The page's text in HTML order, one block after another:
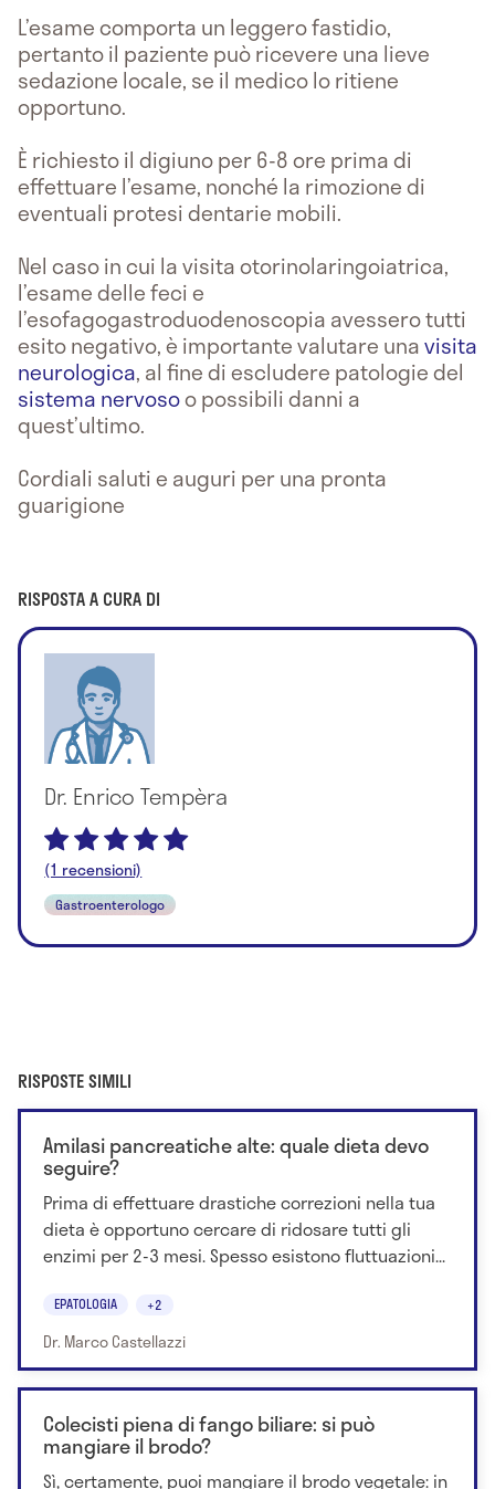
L’esame comporta un leggero fastidio,
pertanto il paziente può ricevere una lieve
sedazione locale, se il medico lo ritiene
opportuno.
È richiesto il digiuno per 6-8 ore prima di
effettuare l’esame, nonché la rimozione di
eventuali protesi dentarie mobili.
Nel caso in cui la visita otorinolaringoiatrica,
l’esame delle feci e
l’esofagogastroduodenoscopia avessero tutti
esito negativo, è importante valutare unavisita
neurologica, al fine di escludere patologie del
sistema nervosoo possibili danni a
quest’ultimo.
Cordiali saluti e auguri per una pronta
guarigione
RISPOSTA A CURA DI
Dr. Enrico Tempèra
(1 recensioni)
Gastroenterologo
RISPOSTE SIMILI
Amilasi pancreatiche alte: quale dieta devo
seguire?
Prima di effettuare drastiche correzioni nella tua
dieta è opportuno cercare di ridosare tutti gli
enzimi per 2-3 mesi. Spesso esistono fluttuazioni...
EPATOLOGIA +2
Dr. Marco Castellazzi
Colecisti piena di fango biliare: si può
mangiare il brodo?
Sì, certamente, puoi mangiare il brodo vegetale: in